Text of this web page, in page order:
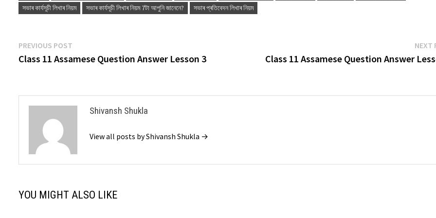
সভাৰ কাৰ্যসূচী লিখাৰ নিয়ম
সভাৰ কাৰ্যসূচী লিখাৰ নিয়ম 7টা আপুনি জানেনে? সভাৰ প্ৰতিবেদন লিখাৰ নিয়ম
Post
navigation
PREVIOUS POST
post:
Class 11 Assamese Question Answer Lesson 3
NEXT
Class 11 Assamese Question Answer
Shivansh Shukla
View all posts by Shivansh Shukla →
YOU MIGHT ALSO LIKE